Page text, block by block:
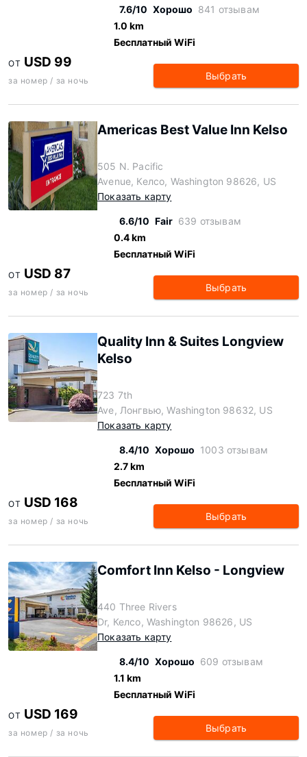
7.6/10 Хорошо 841 отзывам
1.0 km
Бесплатный WiFi
ОТ USD 99
за номер / за ночь Выбрать
Americas Best Value Inn Kelso
505 N. Pacific
Avenue, Келсо, Washington 98626, US
Показать карту
6.6/10 Fair 639 отзывам
0.4 km
Бесплатный WiFi
ОТ USD 87
за номер / за ночь Выбрать
Quality Inn & Suites Longview
Kelso
723 7th
Ave, Лонгвью, Washington 98632, US
Показать карту
8.4/10 Хорошо 1003 отзывам
2.7 km
Бесплатный WiFi
ОТ USD 168
за номер / за ночь Выбрать
Comfort Inn Kelso - Longview
440 Three Rivers
Dr, Келсо, Washington 98626, US
Показать карту
8.4/10 Хорошо 609 отзывам
1.1 km
Бесплатный WiFi
ОТ USD 169
за номер / за ночь Выбрать